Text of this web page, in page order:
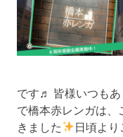
です♬ 皆様いつもあ
で橋本赤レンガは、
きました
日頃よ